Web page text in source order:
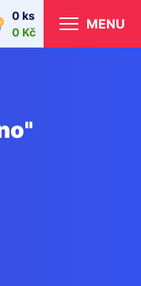
0 ks
0 Kč
MENU